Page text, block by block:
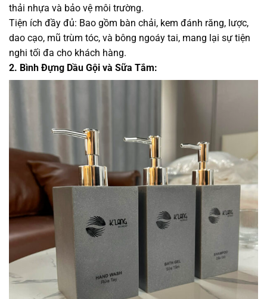
thải nhựa và bảo vệ môi trường.
Tiện ích đầy đủ: Bao gồm bàn chải, kem đánh răng, lược,
dao cạo, mũ trùm tóc, và bông ngoáy tai, mang lại sự tiện
nghi tối đa cho khách hàng.
2. Bình Đựng Dầu Gội và Sữa Tắm: